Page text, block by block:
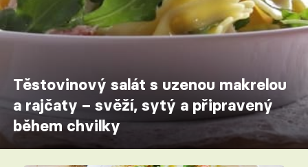
Těstovinový salát s uzenou makrelou
a rajčaty – svěží, sytý a připravený
během chvilky